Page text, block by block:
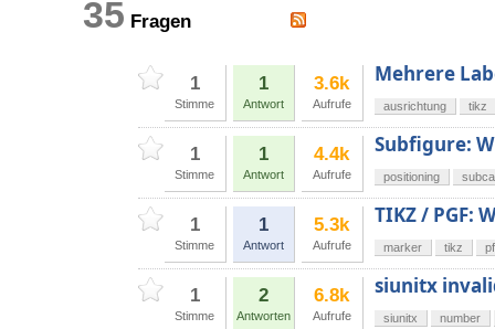
35 Fragen
1
Stimme
1
Antwort
3.6k
Aufrufe
Mehrere
ausrichtung tikz
1
Stimme
1
Antwort
4.4k
Aufrufe
Subfigure:
positioning
1
Stimme
1
Antwort
5.3k
Aufrufe
TIKZ / PGF:
marker tikz
1
Stimme
2
Antworten
6.8k
Aufrufe
siunitx
siunitx number